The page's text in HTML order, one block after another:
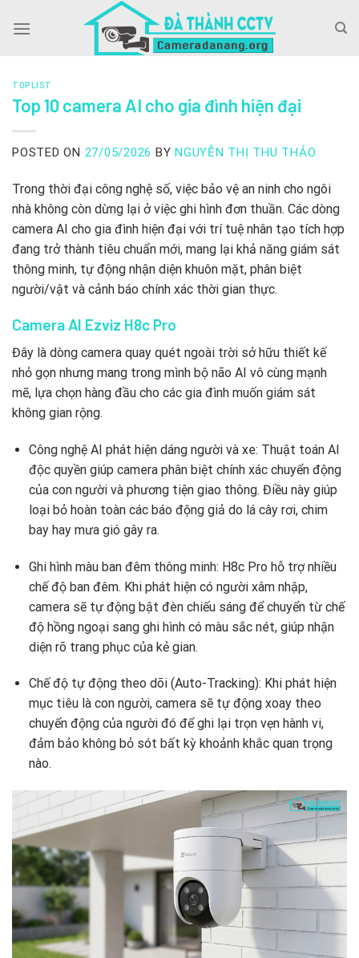
TOPLIST
Top 10 camera AI cho gia đình hiện đại
POSTED ON 27/05/2026 BY NGUYỄN THỊ THU THẢO
Trong thời đại công nghệ số, việc bảo vệ an ninh cho ngôi
nhà không còn dừng lại ở việc ghi hình đơn thuần. Các dòng
camera AI cho gia đình hiện đại với trí tuệ nhân tạo tích hợp
đang trở thành tiêu chuẩn mới, mang lại khả năng giám sát
thông minh, tự động nhận diện khuôn mặt, phân biệt
người/vật và cảnh báo chính xác thời gian thực.
Camera AI Ezviz H8c Pro
Đây là dòng camera quay quét ngoài trời sở hữu thiết kế
nhỏ gọn nhưng mang trong mình bộ não AI vô cùng mạnh
mẽ, lựa chọn hàng đầu cho các gia đình muốn giám sát
không gian rộng.
Công nghệ AI phát hiện dáng người và xe: Thuật toán AI
độc quyền giúp camera phân biệt chính xác chuyển động
của con người và phương tiện giao thông. Điều này giúp
loại bỏ hoàn toàn các báo động giả do lá cây rơi, chim
bay hay mưa gió gây ra.
Ghi hình màu ban đêm thông minh: H8c Pro hỗ trợ nhiều
chế độ ban đêm. Khi phát hiện có người xâm nhập,
camera sẽ tự động bật đèn chiếu sáng để chuyển từ chế
độ hồng ngoại sang ghi hình có màu sắc nét, giúp nhận
diện rõ trang phục của kẻ gian.
Chế độ tự động theo dõi (Auto-Tracking): Khi phát hiện
mục tiêu là con người, camera sẽ tự động xoay theo
chuyển động của người đó để ghi lại trọn vẹn hành vi,
đảm bảo không bỏ sót bất kỳ khoảnh khắc quan trọng
nào.